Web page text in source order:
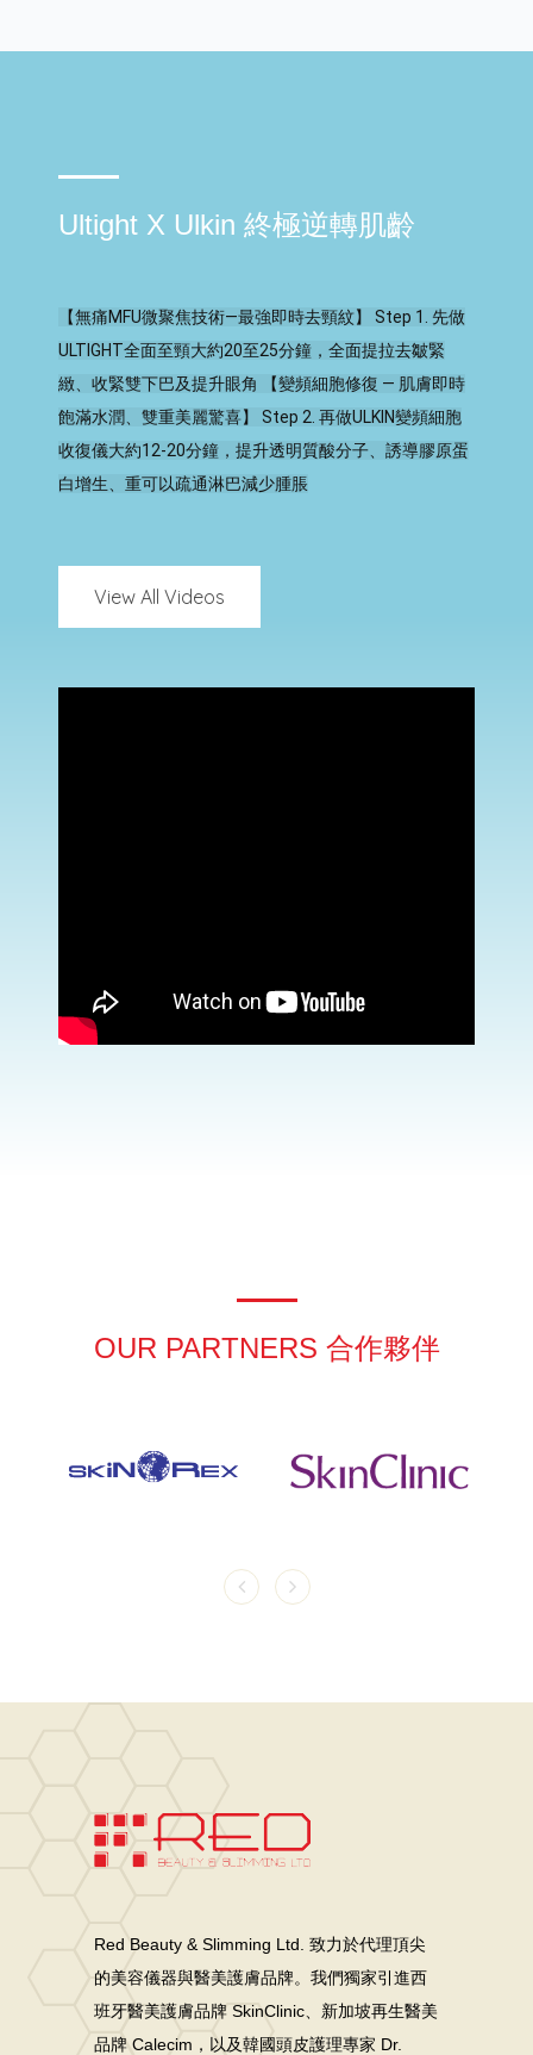
Ultight X Ulkin 終極逆轉肌齡
【無痛MFU微聚焦技術—最強即時去頸紋】 Step 1. 先做
ULTIGHT全面至頸大約20至25分鐘，全面提拉去皺緊
緻、收緊雙下巴及提升眼角 【變頻細胞修復 — 肌膚即時
飽滿水潤、雙重美麗驚喜】 Step 2. 再做ULKIN變頻細胞
收復儀大約12-20分鐘，提升透明質酸分子、誘導膠原蛋
白增生、重可以疏通淋巴減少腫脹
View All Videos
OUR PARTNERS 合作夥伴
Red Beauty & Slimming Ltd. 致力於代理頂尖
的美容儀器與醫美護膚品牌。我們獨家引進西
班牙醫美護膚品牌 SkinClinic、新加坡再生醫美
品牌 Calecim，以及韓國頭皮護理專家 Dr.